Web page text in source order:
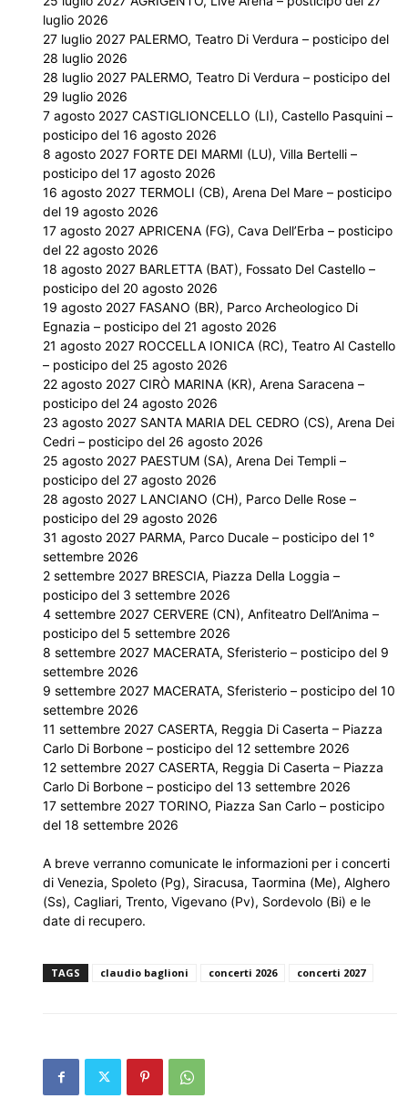
luglio 2026
27 luglio 2027 PALERMO, Teatro Di Verdura – posticipo del
28 luglio 2026
28 luglio 2027 PALERMO, Teatro Di Verdura – posticipo del
29 luglio 2026
7 agosto 2027 CASTIGLIONCELLO (LI), Castello Pasquini –
posticipo del 16 agosto 2026
8 agosto 2027 FORTE DEI MARMI (LU), Villa Bertelli –
posticipo del 17 agosto 2026
16 agosto 2027 TERMOLI (CB), Arena Del Mare – posticipo
del 19 agosto 2026
17 agosto 2027 APRICENA (FG), Cava Dell’Erba – posticipo
del 22 agosto 2026
18 agosto 2027 BARLETTA (BAT), Fossato Del Castello –
posticipo del 20 agosto 2026
19 agosto 2027 FASANO (BR), Parco Archeologico Di
Egnazia – posticipo del 21 agosto 2026
21 agosto 2027 ROCCELLA IONICA (RC), Teatro Al Castello
– posticipo del 25 agosto 2026
22 agosto 2027 CIRÒ MARINA (KR), Arena Saracena –
posticipo del 24 agosto 2026
23 agosto 2027 SANTA MARIA DEL CEDRO (CS), Arena Dei
Cedri – posticipo del 26 agosto 2026
25 agosto 2027 PAESTUM (SA), Arena Dei Templi –
posticipo del 27 agosto 2026
28 agosto 2027 LANCIANO (CH), Parco Delle Rose –
posticipo del 29 agosto 2026
31 agosto 2027 PARMA, Parco Ducale – posticipo del 1°
settembre 2026
2 settembre 2027 BRESCIA, Piazza Della Loggia –
posticipo del 3 settembre 2026
4 settembre 2027 CERVERE (CN), Anfiteatro Dell’Anima –
posticipo del 5 settembre 2026
8 settembre 2027 MACERATA, Sferisterio – posticipo del 9
settembre 2026
9 settembre 2027 MACERATA, Sferisterio – posticipo del 10
settembre 2026
11 settembre 2027 CASERTA, Reggia Di Caserta – Piazza
Carlo Di Borbone – posticipo del 12 settembre 2026
12 settembre 2027 CASERTA, Reggia Di Caserta – Piazza
Carlo Di Borbone – posticipo del 13 settembre 2026
17 settembre 2027 TORINO, Piazza San Carlo – posticipo
del 18 settembre 2026
A breve verranno comunicate le informazioni per i concerti
di Venezia, Spoleto (Pg), Siracusa, Taormina (Me), Alghero
(Ss), Cagliari, Trento, Vigevano (Pv), Sordevolo (Bi) e le
date di recupero.
TAGS claudio baglioni concerti 2026 concerti 2027